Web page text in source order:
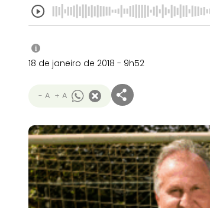
i
18 de janeiro de 2018 - 9h52
- A + A